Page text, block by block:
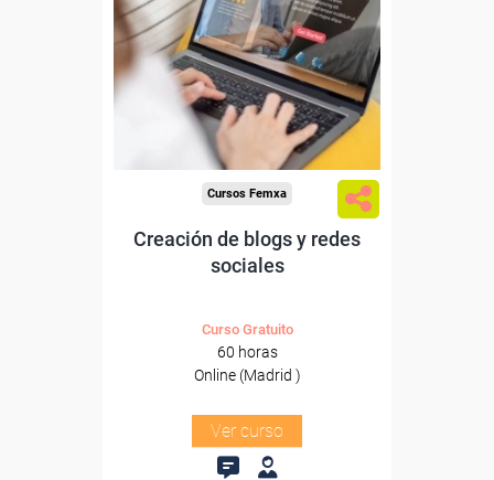
Para trabajadores y
autónomos de Madrid.
Para todos los sectores.
Cursos Femxa
Creación de blogs y redes
sociales
Curso Gratuito
60 horas
Online (Madrid )
Ver curso